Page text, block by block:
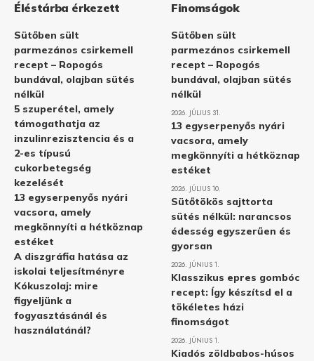
Éléstárba érkezett
Sütőben sült
parmezános csirkemell
recept – Ropogós
bundával, olajban sütés
nélkül
5 szuperétel, amely
támogathatja az
inzulinrezisztencia és a
2-es típusú
cukorbetegség
kezelését
13 egyserpenyős nyári
vacsora, amely
megkönnyíti a hétköznap
estéket
A diszgráfia hatása az
iskolai teljesítményre
Kókuszolaj: mire
figyeljünk a
fogyasztásánál és
használatánál?
Finomságok
Sütőben sült
parmezános csirkemell
recept – Ropogós
bundával, olajban sütés
nélkül
2026. JÚLIUS 31.
13 egyserpenyős nyári
vacsora, amely
megkönnyíti a hétköznap
estéket
2026. JÚLIUS 10.
Sütőtökös sajttorta
sütés nélkül: narancsos
édesség egyszerűen és
gyorsan
2026. JÚNIUS 1.
Klasszikus epres gombóc
recept: Így készítsd el a
tökéletes házi
finomságot
2026. JÚNIUS 1.
Kiadós zöldbabos-húsos